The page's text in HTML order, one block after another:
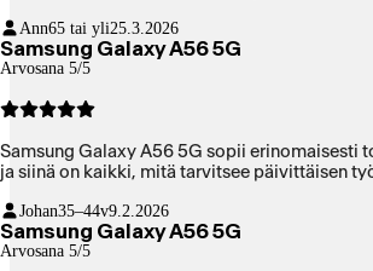
Ann65 tai yli25.3.2026
Samsung Galaxy A56 5G
Arvosana 5/5
Samsung Galaxy A56 5G sopii erinomaisesti
ja siinä on kaikki, mitä tarvitsee päivittäisen
Johan35–44v9.2.2026
Samsung Galaxy A56 5G
Arvosana 5/5